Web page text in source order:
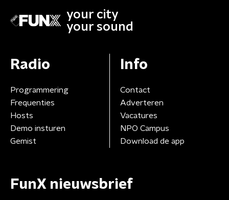
your city
your sound
Radio
Programmering
Frequenties
Hosts
Demo insturen
Gemist
Info
Contact
Adverteren
Vacatures
NPO Campus
Download de app
FunX nieuwsbrief